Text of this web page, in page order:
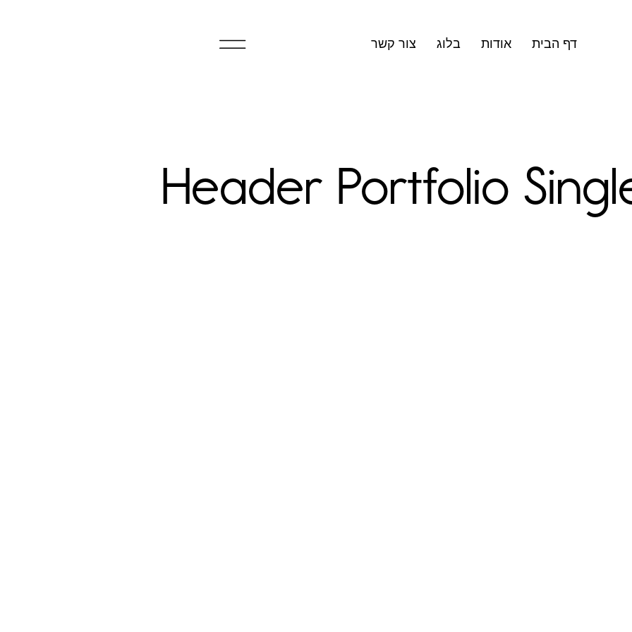
דף הבית אודות בלוג צור קשר
Header Portfolio